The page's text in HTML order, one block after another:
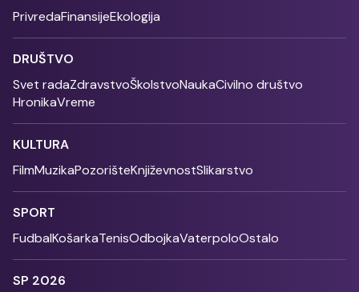
PrivredaFinansijeEkologija
DRUŠTVO
Svet radaZdravstvoŠkolstvoNaukaCivilno društvo
HronikaVreme
KULTURA
FilmMuzikaPozorišteKnjiževnostSlikarstvo
SPORT
FudbalKošarkaTenisOdbojkaVaterpoloOstalo
SP 2026